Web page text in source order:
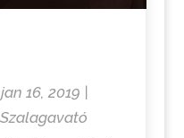
jan 16, 2019
Szalagavató